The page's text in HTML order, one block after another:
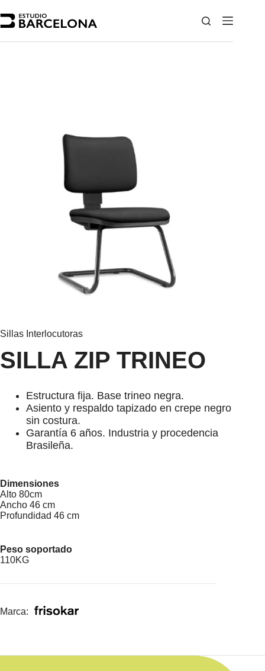
Sillas Interlocutoras
SILLA ZIP TRINEO
Estructura fija. Base trineo negra.
Asiento y respaldo tapizado en crepe negro
sin costura.
Garantía 6 años. Industria y procedencia
Brasileña.
Dimensiones
Alto 80cm
Ancho 46 cm
Profundidad 46 cm
Peso soportado
110KG
Marca: